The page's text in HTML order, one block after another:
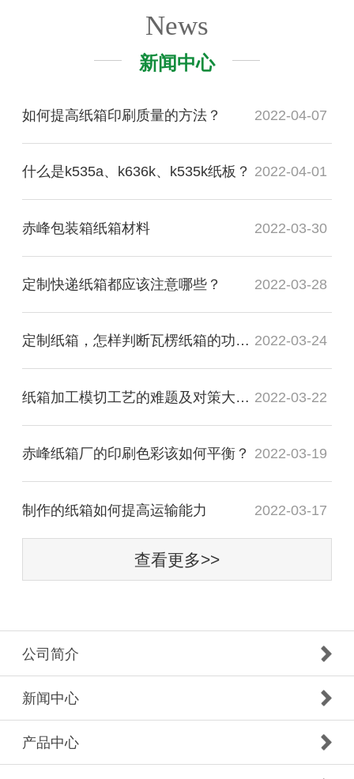
News
新闻中心
如何提高纸箱印刷质量的方法？ 2022-04-07
什么是k535a、k636k、k535k纸板？ 2022-04-01
赤峰包装箱纸箱材料 2022-03-30
定制快递纸箱都应该注意哪些？ 2022-03-28
定制纸箱，怎样判断瓦楞纸箱的功能质量是否合格？ 2022-03-24
纸箱加工模切工艺的难题及对策大盘点 2022-03-22
赤峰纸箱厂的印刷色彩该如何平衡？ 2022-03-19
制作的纸箱如何提高运输能力 2022-03-17
查看更多>>
公司简介
新闻中心
产品中心